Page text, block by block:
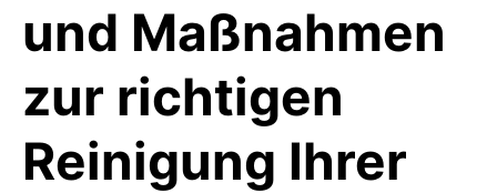
und Maßnahmen
zur richtigen
Reinigung Ihrer